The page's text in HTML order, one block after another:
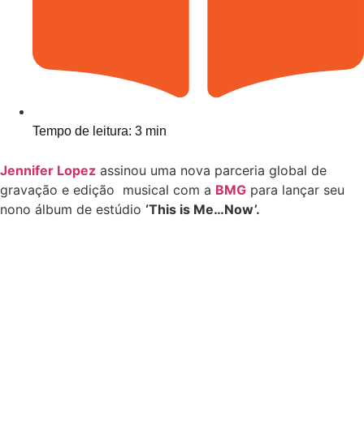
Tempo de leitura: 3 min
Jennifer Lopez assinou uma nova parceria global de
gravação e edição musical com a BMG para lançar seu
nono álbum de estúdio ‘This is Me…Now’.